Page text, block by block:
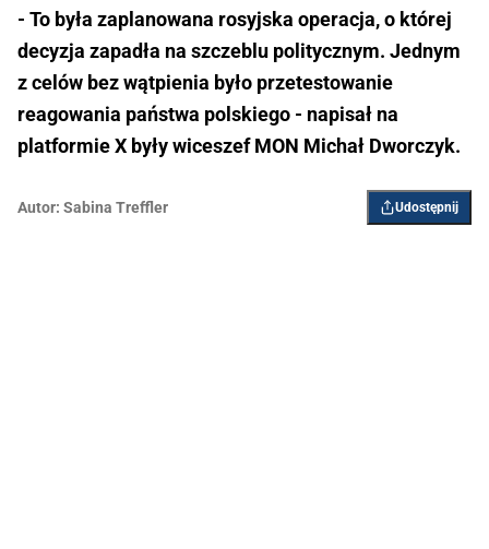
- ​To była zaplanowana rosyjska operacja, o której
decyzja zapadła na szczeblu politycznym. Jednym
z celów bez wątpienia było przetestowanie
reagowania państwa polskiego - napisał na
platformie X były wiceszef MON Michał Dworczyk.
Autor: Sabina Treffler Udostępnij